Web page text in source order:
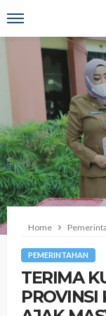
Home
PEMERINTAHAN
TERIMA
PROVINSI